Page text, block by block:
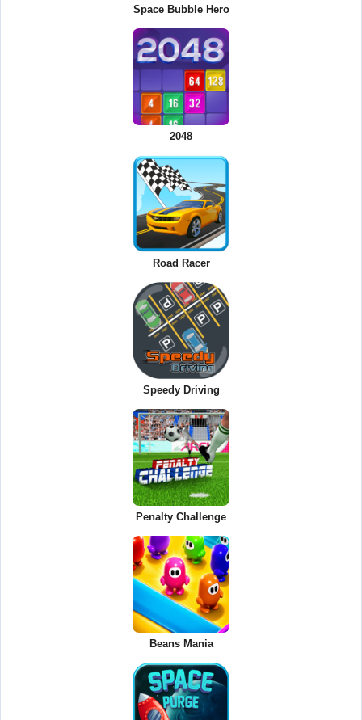
Space Bubble Hero
2048
Road Racer
Speedy Driving
Penalty Challenge
Beans Mania